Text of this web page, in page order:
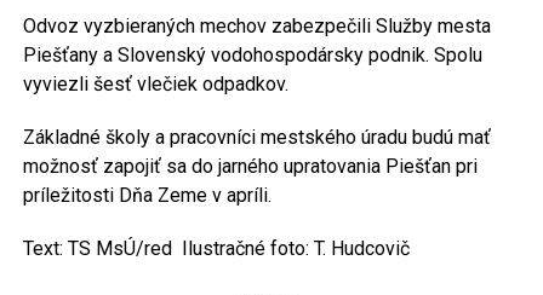
Odvoz vyzbieraných mechov zabezpečili Služby mesta
Piešťany a Slovenský vodohospodársky podnik. Spolu
vyviezli šesť vlečiek odpadkov.
Základné školy a pracovníci mestského úradu budú mať
možnosť zapojiť sa do jarného upratovania Piešťan pri
príležitosti Dňa Zeme v apríli.
Text: TS MsÚ/red Ilustračné foto: T. Hudcovič